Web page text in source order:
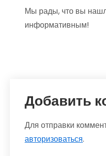
Мы рады, что вы
информативным!
Добавить
Для отправки
авторизоваться.